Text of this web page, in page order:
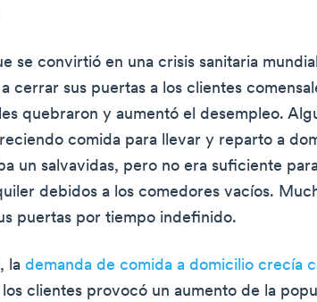
se convirtió en una crisis sanitaria
cerrar sus puertas a los clientes
quebraron y aumentó el desempleo.
comida para llevar y reparto a
un salvavidas, pero no era suficiente
debidos a los comedores vacíos.
puertas por tiempo indefinido.
la demanda de comida a domicilio crecía
clientes provocó un aumento de la